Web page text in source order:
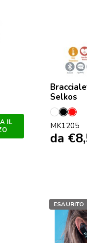
IL
Selkos
Bianco
Nero
MK1205
da €
ESAURITO